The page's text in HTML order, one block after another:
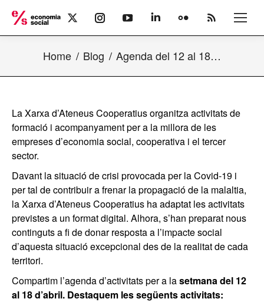
X
page
in
window
Instagram
page
in
window
YouTube
page
in
window
Linkedin
page
in
window
Flickr
page
in
window
Rss
page
in
window
Home Blog Agenda del 12 al 18…
La Xarxa d’Ateneus Cooperatius organitza activitats de
formació i acompanyament per a la millora de les
empreses d’economia social, cooperativa i el tercer
sector.
Davant la situació de crisi provocada per la Covid-19 i
per tal de contribuir a frenar la propagació de la malaltia,
la Xarxa d’Ateneus Cooperatius ha adaptat les activitats
previstes a un format digital. Alhora, s’han preparat nous
continguts a fi de donar resposta a l’impacte social
d’aquesta situació excepcional des de la realitat de cada
territori.
Compartim l’agendad’activitats per a lasetmana del 12
al 18 d’abril. Destaquem les següents activitats: